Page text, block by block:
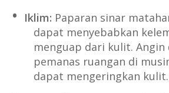
Iklim: Paparan sinar
dapat menyebabkan
menguap dari kulit. Angin
pemanas ruangan di
dapat mengeringkan kulit.